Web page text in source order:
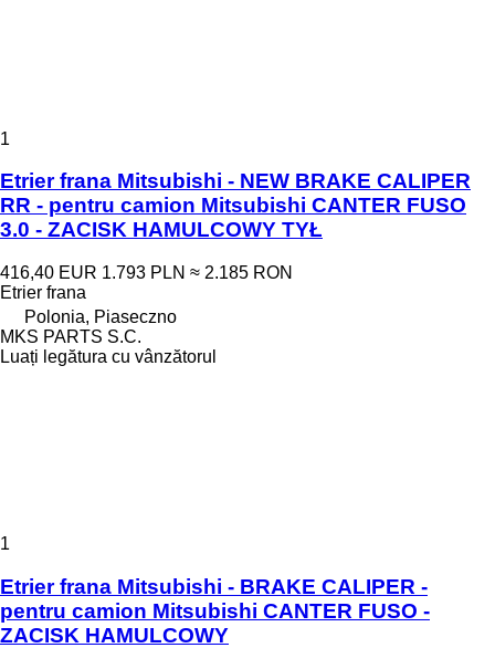
1
Etrier frana Mitsubishi - NEW BRAKE CALIPER
RR - pentru camion Mitsubishi CANTER FUSO
3.0 - ZACISK HAMULCOWY TYŁ
416,40 EUR 1.793 PLN ≈ 2.185 RON
Etrier frana
Polonia, Piaseczno
MKS PARTS S.C.
Luați legătura cu vânzătorul
1
Etrier frana Mitsubishi - BRAKE CALIPER -
pentru camion Mitsubishi CANTER FUSO -
ZACISK HAMULCOWY